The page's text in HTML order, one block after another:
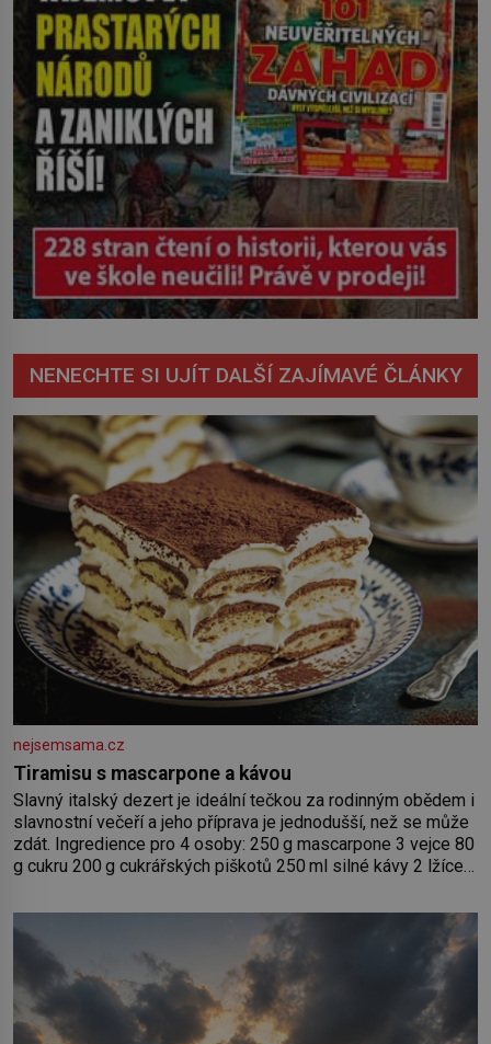
NENECHTE SI UJÍT DALŠÍ ZAJÍMAVÉ ČLÁNKY
nejsemsama.cz
Tiramisu s mascarpone a kávou
Slavný italský dezert je ideální tečkou za rodinným obědem i
slavnostní večeří a jeho příprava je jednodušší, než se může
zdát. Ingredience pro 4 osoby: 250 g mascarpone 3 vejce 80
g cukru 200 g cukrářských piškotů 250 ml silné kávy 2 lžíce
bílků. Žloutky vyšlehejte s cukrem do světlé pěny a postupně
do nich vmíchejte mascarpone, aby vznikl hladký